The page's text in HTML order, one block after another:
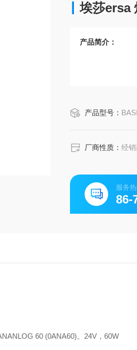
埃莎ersa
产品简介：
产品型号：
厂商性质：经
服务
86-
60 (0ANA60)。24V，60W